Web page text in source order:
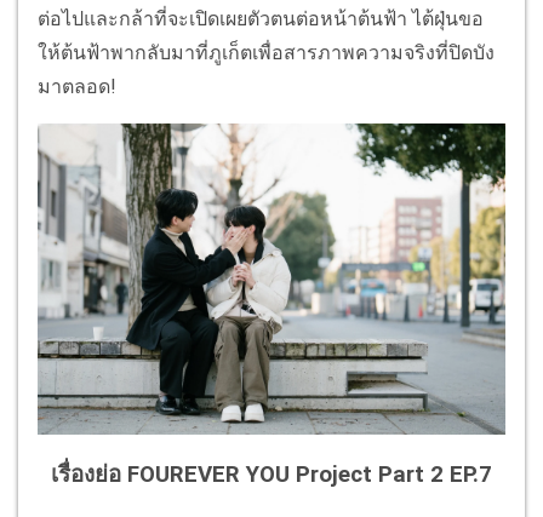
ต่อไปและกล้าที่จะเปิดเผยตัวตนต่อหน้าต้นฟ้า ไต้ฝุ่นขอ
ให้ต้นฟ้าพากลับมาที่ภูเก็ตเพื่อสารภาพความจริงที่ปิดบัง
มาตลอด!
เรื่องย่อ FOUREVER YOU Project Part 2 EP.7